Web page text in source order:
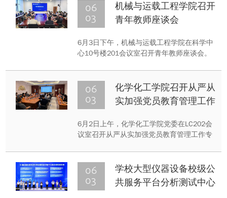
06
03
机械与运载工程学院召开
青年教师座谈会
6月3日下午，机械与运载工程学院在科学中
心10号楼201会议室召开青年教师座谈会。
由学院党委书记陈晓慧主持。
06
03
化学化工学院召开从严从
实加强党员教育管理工作
6月2日上午，化学化工学院党委在LC202会
议室召开从严从实加强党员教育管理工作专
加。06
03
学校大型仪器设备校级公
共服务平台分析测试中心